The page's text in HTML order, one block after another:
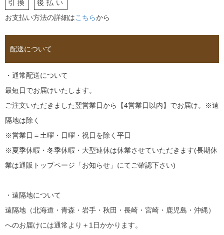
引換
後払い
お支払い方法の詳細はこちらから
配送について
・通常配送について
最短日でお届けいたします。
ご注文いただきました翌営業日から【4営業日以内】でお届け。※遠
隔地は除く
※営業日＝土曜・日曜・祝日を除く平日
※夏季休暇・冬季休暇・大型連休は休業させていただきます(長期休
業は通販トップページ「お知らせ」にてご確認下さい)
・遠隔地について
遠隔地（北海道・青森・岩手・秋田・長崎・宮崎・鹿児島・沖縄）
へのお届けには通常より＋1日かかります。